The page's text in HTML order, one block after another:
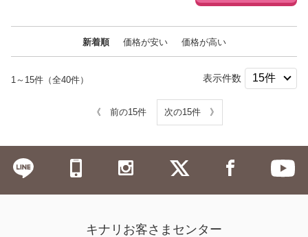
新着順 価格が安い 価格が高い
1～15件（全40件） 表示件数
《 前の15件 次の15件 》
キナリお客さまセンター